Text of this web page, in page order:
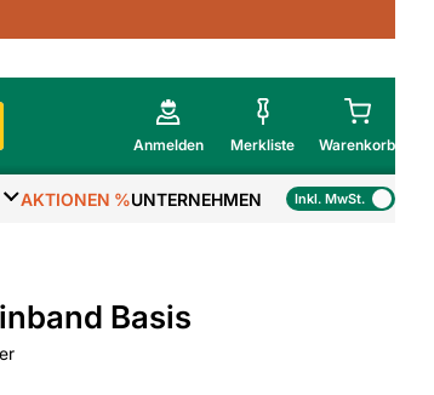
Anmelden Merkliste Warenkorb
Mein Warenkorb
AKTIONEN %UNTERNEHMEN Inkl. MwSt.
Basis